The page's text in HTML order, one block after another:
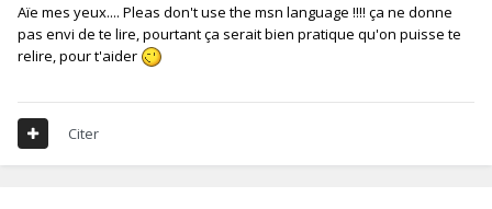
Aïe mes yeux.... Pleas don't use the msn language !!!! ça ne donne
pas envi de te lire, pourtant ça serait bien pratique qu'on puisse te
relire, pour t'aider
Citer